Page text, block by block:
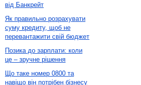
від Банкрейт
Як правильно розрахувати
суму кредиту, щоб не
перевантажити свій бюджет
Позика до зарплати: коли
це – зручне рішення
Що таке номер 0800 та
навіщо він потрібен бізнесу